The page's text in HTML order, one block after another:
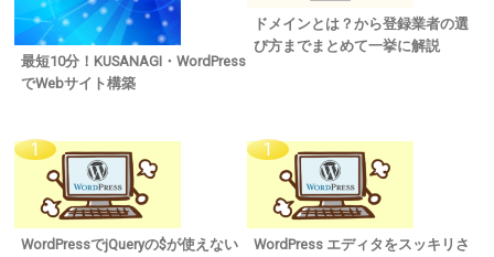
最短10分！KUSANAGI・WordPress
でWebサイト構築
ドメインとは？から登録業者の選
び方までまとめて一挙に解説
WordPressでjQueryの$が使えない
WordPress エディタをスッキリさ